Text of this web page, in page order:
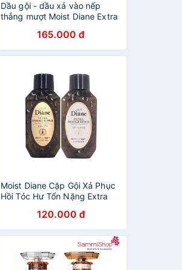
Dầu gội - dầu xả vào nếp
thẳng mượt Moist Diane Extra
gội xả cao cấp165.000 đ
Moist Diane Cặp Gội Xả Phục
Hồi Tóc Hư Tổn Nặng Extra
tóc khô,xơ,chẻ ngọn,do uốn
nhuộm 50MLx2
120.000 đ